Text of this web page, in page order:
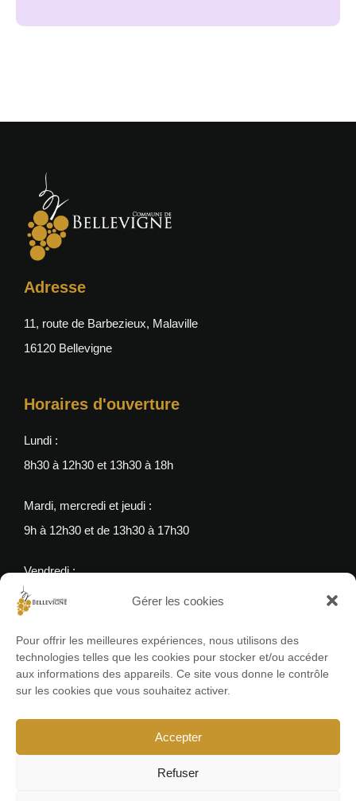
Gérer les cookies
Pour offrir les meilleures expériences, nous utilisons des
technologies telles que les cookies pour stocker et/ou accéder
aux informations des appareils. Ce site vous donne le contrôle
sur les cookies que vous souhaitez activer.
Accepter
Refuser
Adresse
11, route de Barbezieux, Malaville
16120 Bellevigne
Horaires d'ouverture
Lundi :
8h30 à 12h30 et 13h30 à 18h
Mardi, mercredi et jeudi :
9h à 12h30 et de 13h30 à 17h30
Vendredi :
9h à 12h30 et 13h30 à 17h
Pages légales
Mentions légales
Politique de confidentialité